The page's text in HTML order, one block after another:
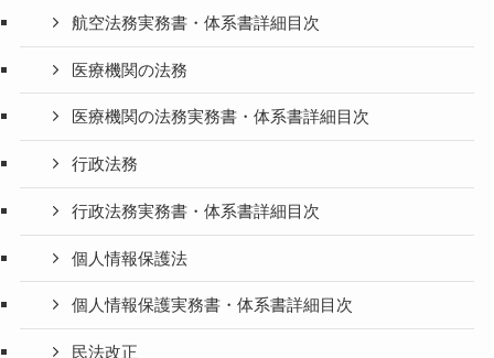
航空法務実務書・体系書詳細目次
医療機関の法務
医療機関の法務実務書・体系書詳細目次
行政法務
行政法務実務書・体系書詳細目次
個人情報保護法
個人情報保護実務書・体系書詳細目次
民法改正